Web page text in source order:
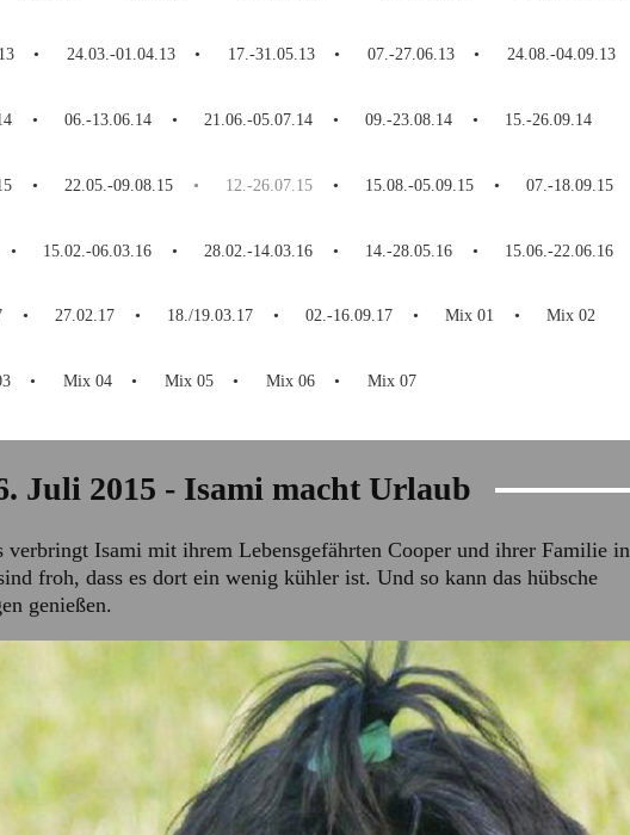
24.03.-01.04.13 17.-31.05.13 07.-27.06.13 24.08.-04.09.13
06.-13.06.14 21.06.-05.07.14 09.-23.08.14 15.-26.09.14
22.05.-09.08.15 12.-26.07.15 15.08.-05.09.15 07.-18.09.15
15.02.-06.03.16 28.02.-14.03.16 14.-28.05.16 15.06.-22.06.16
27.02.17 18./19.03.17 02.-16.09.17 Mix 01 Mix 02
Mix 04 Mix 05 Mix 06 Mix 07
Juli 2015 - Isami macht Urlaub
verbringt Isami mit ihrem Lebensgefährten Cooper und ihrer Familie in
froh, dass es dort ein wenig kühler ist. Und so kann das hübsche
genießen.